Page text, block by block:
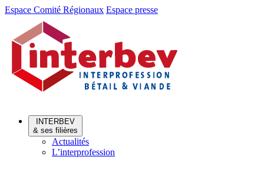
Aller
Aller
contenu
Espace Comité Régionaux Espace presse
INTERBEV
& ses filières
Actualités
L’interprofession